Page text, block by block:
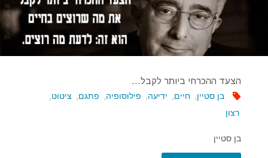
הצעד ההכרחי ביותר לקבל…
בן סטיין חיים ידיעה פילוסופיה פתגם ציטוט
רצון
בן סטיין